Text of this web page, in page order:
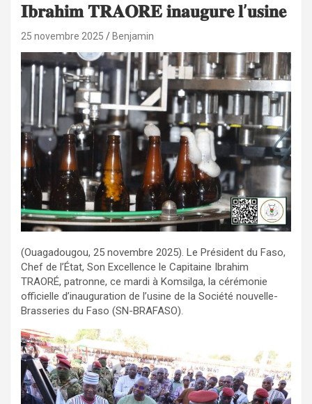
𝐈𝐛𝐫𝐚𝐡𝐢𝐦 𝐓𝐑𝐀𝐎𝐑𝐄 𝐢𝐧𝐚𝐮𝐠𝐮𝐫𝐞 𝐥’𝐮𝐬𝐢𝐧𝐞
25 novembre 2025 Benjamin
‎‎(Ouagadougou, 25 novembre 2025). Le Président du Faso,
Chef de l’État, Son Excellence le Capitaine Ibrahim
TRAORÉ, patronne, ce mardi à Komsilga, la cérémonie
officielle d’inauguration de l’usine de la Société nouvelle-
Brasseries du Faso (SN-BRAFASO).‎‎